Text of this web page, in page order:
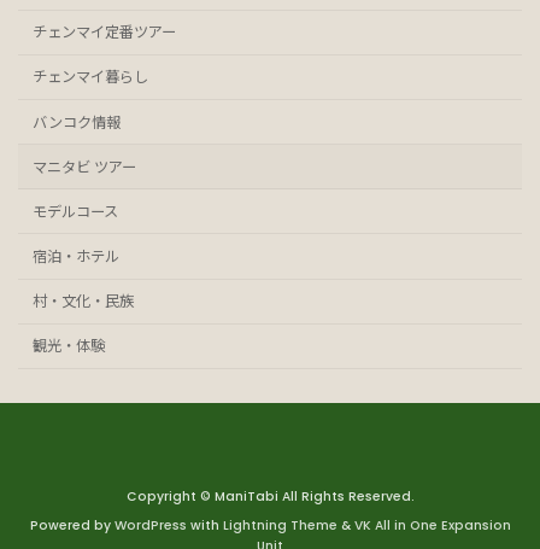
チェンマイ定番ツアー
チェンマイ暮らし
バンコク情報
マニタビ ツアー
モデルコース
宿泊・ホテル
村・文化・民族
観光・体験
Copyright © ManiTabi All Rights Reserved.
Powered by WordPress with Lightning Theme & VK All in One Expansion